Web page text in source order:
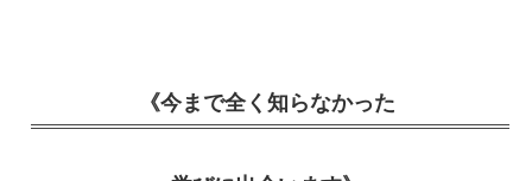
《今まで全く知らなかった